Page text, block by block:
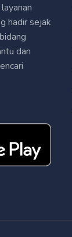
hadir sejak
dan